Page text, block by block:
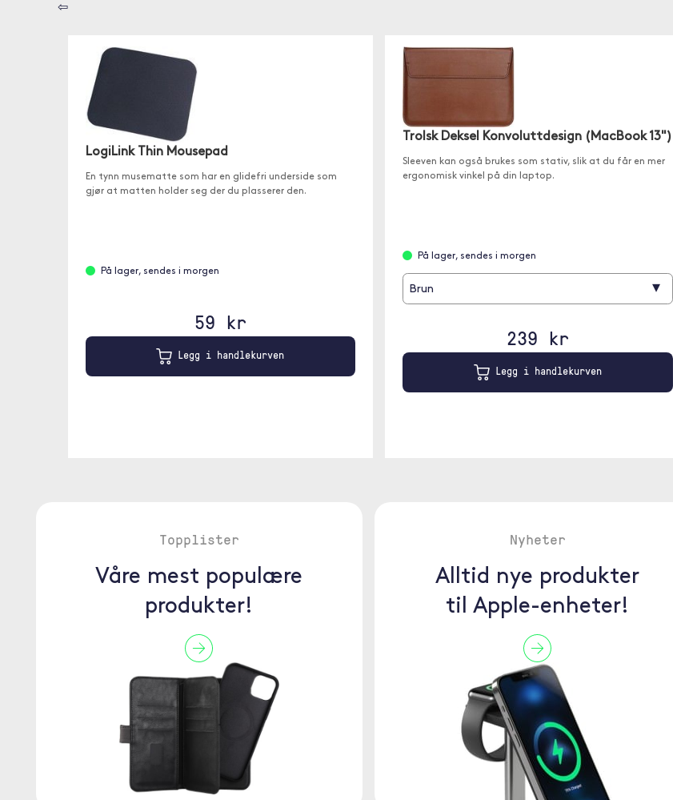
⇦
LogiLink Thin Mousepad
En tynn musematte som har en glidefri underside som
gjør at matten holder seg der du plasserer den.
På lager, sendes i morgen
59 kr
Legg i handlekurven
Trolsk Deksel Konvoluttdesign (MacBook 13")
Sleeven kan også brukes som stativ, slik at du får en mer
ergonomisk vinkel på din laptop.
På lager, sendes i morgen
Brun ▾
239 kr
Legg i handlekurven
Topplister
Våre mest populære
produkter!
Nyheter
Alltid nye produkter
til Apple-enheter!